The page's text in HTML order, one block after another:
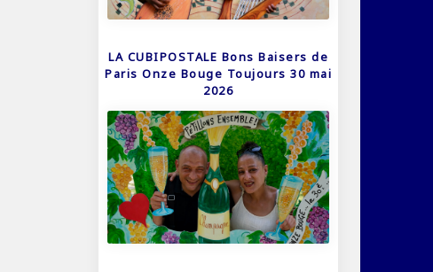
LA CUBIPOSTALE Bons Baisers de
Paris Onze Bouge Toujours 30 mai
2026